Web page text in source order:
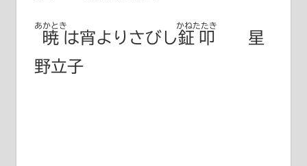
暁
あかとき
は宵よりさびし鉦叩
かねたたき
星
野立子